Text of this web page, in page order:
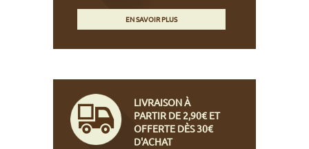
EN SAVOIR PLUS
LIVRAISON À
PARTIR DE 2,90€ ET
OFFERTE DÈS 30€
D'ACHAT